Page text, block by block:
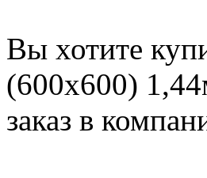
Вы хотите
(600x600)
заказ в